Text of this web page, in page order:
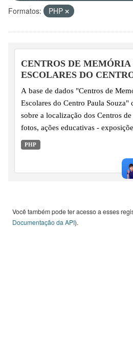
Formatos:
PHP
CENTROS DE MEMÓRIA
ESCOLARES DO
A base de dados "Centros de
Escolares do Centro Paula
sobre a localização dos Centros
fotos, ações educativas -
de Memórias / Acervos históricos e
ano de 2008 em diante.
PHP
Você também pode ter acesso a esses
Documentação da API).